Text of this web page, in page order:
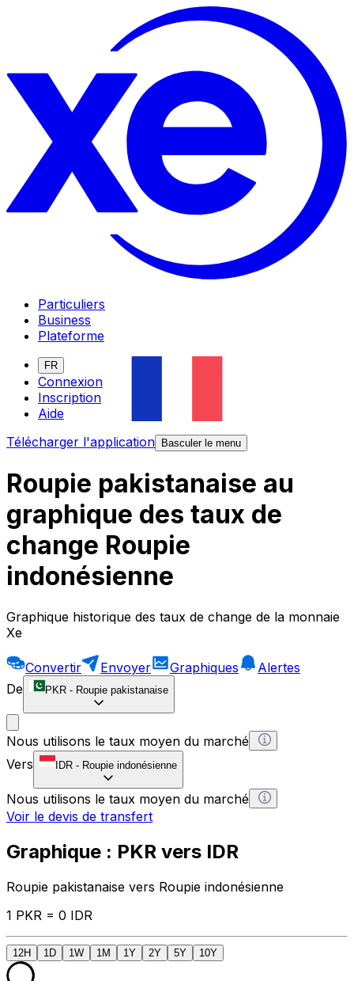
Particuliers
Business
Plateforme
FR
Connexion
Inscription
Aide
Télécharger l'application
Basculer le menu
Roupie pakistanaise au
graphique des taux de
change Roupie
indonésienne
Graphique historique des taux de change de la monnaie
Xe
Convertir Envoyer Graphiques
Alertes
De
PKR - Roupie pakistanaise
Nous utilisons le taux moyen du marché
Vers
IDR - Roupie indonésienne
Nous utilisons le taux moyen du marché
Voir le devis de transfert
Graphique : PKR vers IDR
Roupie pakistanaise vers Roupie indonésienne
1 PKR = 0 IDR
12H 1D 1W 1M 1Y 2Y 5Y 10Y